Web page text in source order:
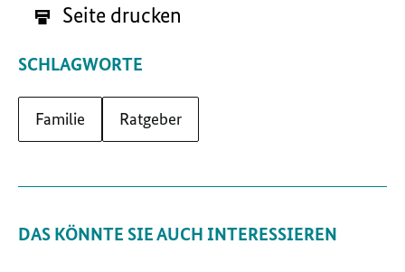
Seite drucken
SCHLAGWORTE
Familie Ratgeber
DAS KÖNNTE SIE AUCH INTERESSIEREN